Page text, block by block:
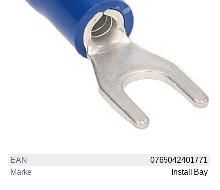
EAN
0765042401771
Marke
Install Bay